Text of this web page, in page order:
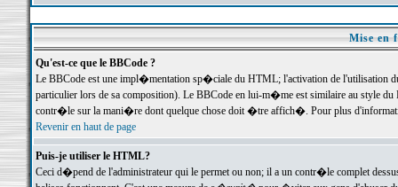
Mise en
Qu'est-ce que le BBCode ?
Le BBCode est une impl�mentation sp�ciale du HTML; l'activation de l'utilisation
particulier lors de sa composition). Le BBCode en lui-m�me est similaire au style
contr�le sur la mani�re dont quelque chose doit �tre affich�. Pour plus
Revenir en haut de page
Puis-je utiliser le HTML?
Ceci d�pend de l'administrateur qui le permet ou non; il a un contr�le complet